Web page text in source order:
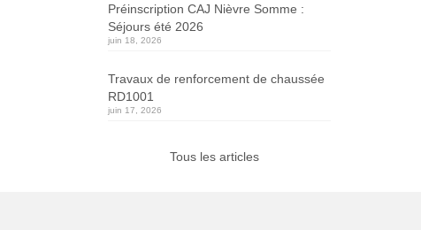
Préinscription CAJ Nièvre Somme :
Séjours été 2026
juin 18, 2026
Travaux de renforcement de chaussée
RD1001
juin 17, 2026
Tous les articles